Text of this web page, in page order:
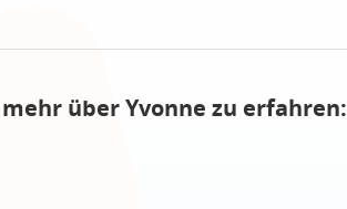
über Yvonne zu erfahren: